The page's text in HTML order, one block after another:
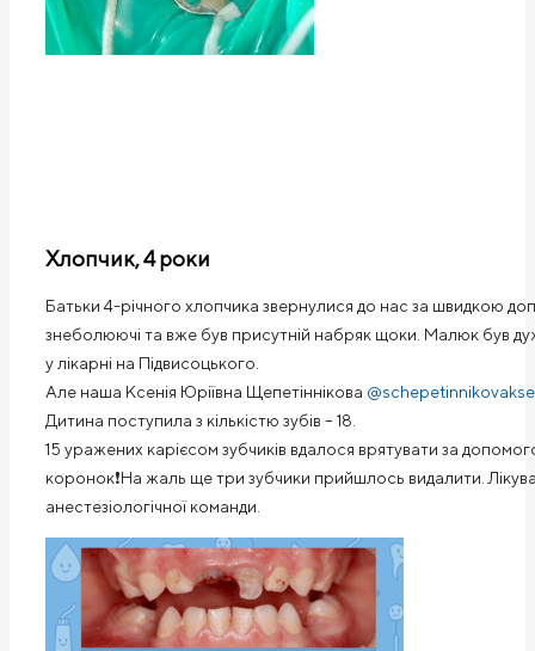
Хлопчик, 4 роки
Батьки 4-річного хлопчика звернулися до нас за швидкою
знеболюючі та вже був присутній набряк щоки. Малюк був
у лікарні на Підвисоцького.
Але наша Ксенія Юріївна Щепетіннікова
Дитина поступила з кількістю зубів – 18.
15 уражених карієсом зубчиків вдалося врятувати за
коронок❗️На жаль ще три зубчики прийшлось видалити.
анестезіологічної команди.